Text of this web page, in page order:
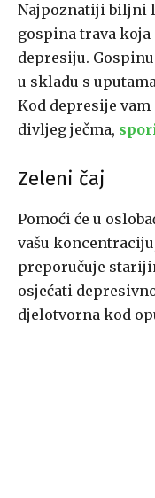
Najpoznatiji biljni
gospina trava koja
depresiju.
u skladu s
Kod depresije vam
divljeg ječma,
Zeleni čaj
Pomoći će u
vašu
preporučuje
osjećati
djelotvorna kod